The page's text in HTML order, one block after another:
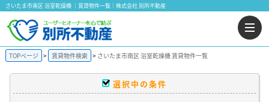
さいたま市南区 浴室乾燥機 ｜賃貸物件一覧｜株式会社 別所不動産
TOPページ 賃貸物件検索 さいたま市南区 浴室乾燥機 賃貸物件一覧
選択中の条件